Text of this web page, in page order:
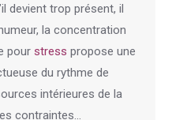
devient trop présent, il
la concentration
pour stress propose une
du rythme de
intérieures de la
contraintes…